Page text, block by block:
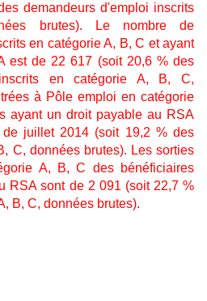
demandeurs d'emploi inscrits
brutes). Le nombre de
en catégorie A, B, C et ayant
est de 22 617 (soit 20,6 % des
en catégorie A, B, C,
à Pôle emploi en catégorie
ayant un droit payable au RSA
juillet 2014 (soit 19,2 % des
C, données brutes). Les sorties
A, B, C des bénéficiaires
RSA sont de 2 091 (soit 22,7 %
B, C, données brutes).